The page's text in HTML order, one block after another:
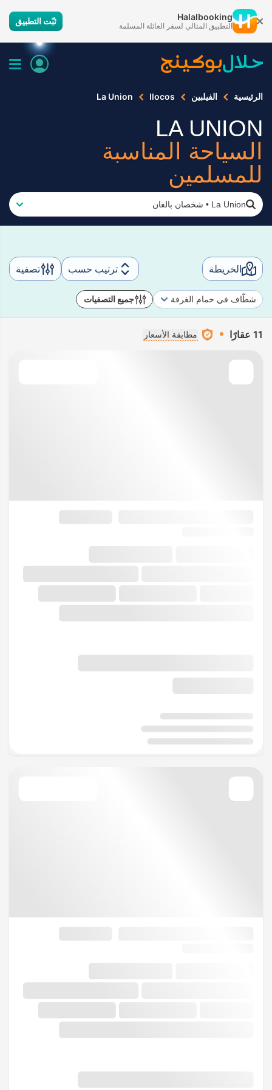
Halalbooking
التطبيق المثالي لسفر العائلة المسلمة ثبّت التطبيق
الرئيسية الفيلبين Ilocos
La Union
LA UNION
السياحة المناسبة
للمسلمين
La Union
• شخصان بالغان
الخريطة ترتيب حسب تصفية
شطّاف في حمام الغرفة جميع التصفيات
11 عقارًا مطابقة الأسعار